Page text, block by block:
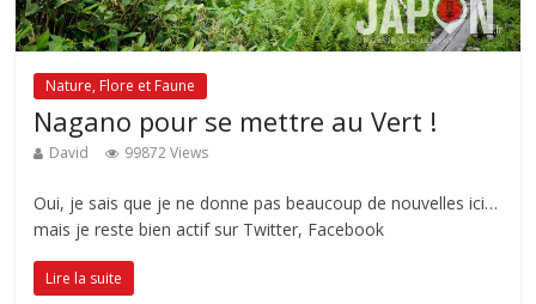
Nature, Flore et Faune
Nagano pour se mettre au Vert !
David 99872 Views
Oui, je sais que je ne donne pas beaucoup de nouvelles ici…
mais je reste bien actif sur Twitter, Facebook
Lire la suite